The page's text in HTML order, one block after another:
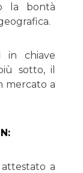
la bontà
in chiave
sotto, il
mercato a
a